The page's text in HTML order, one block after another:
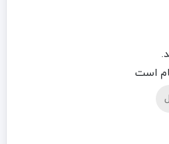
است